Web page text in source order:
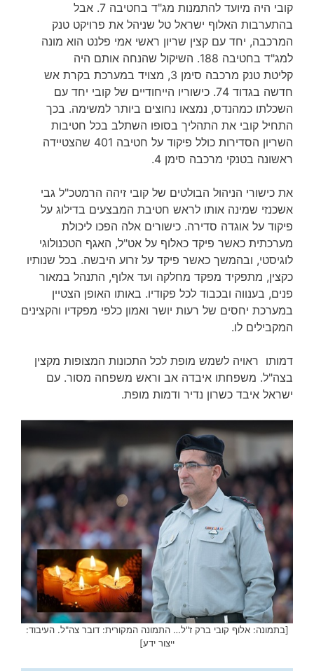
קובי היה מיועד להתמנות מג"ד בחטיבה 7. אבל
בהתערבות האלוף ישראל טל שניהל את פרויקט טנק
המרכבה, יחד עם קצין שריון ראשי אמי פלנט הוא מונה
למג"ד בחטיבה 188. השיקול שהנחה אותם היה
קליטת טנק מרכבה סימן 3, מצויד במערכת בקרת אש
חדשה בגדוד 74. כישוריו הייחודיים של קובי יחד עם
השכלתו כמהנדס, נמצאו נחוצים ביותר למשימה. בכך
התחיל קובי את התהליך בסופו השתלב בכל חטיבות
השריון הסדירות כולל פיקוד על חטיבה 401 שהצטיידה
ראשונה בטנקי מרכבה סימן 4.
את כישורי הניהול הבולטים של קובי זיהה הרמטכ"ל גבי
אשכנזי שמינה אותו לראש חטיבת המבצעים בדילוג על
פיקוד על אוגדה סדירה. כישורים אלה הפכו ליכולת
מערכתית כאשר פיקד כאלוף על אט"ל, האגף הטכנולוגי
לוגיסטי, ובהמשך כאשר פיקד על זרוע היבשה. בכל שנותיו
כקצין, מתפקיד מפקד מחלקה ועד אלוף, התנהל במאור
פנים, בענווה ובכבוד לכל פקודיו. באותו האופן הצטיין
במערכת יחסים של רעות יושר ואמון כלפי מפקדיו והקצינים
המקבילים לו.
דמותו ראויה לשמש מופת לכל התכונות המצופות מקצין
בצה"ל. משפחתו איבדה אב וראש משפחה מסור. עם
ישראל איבד כשרון נדיר ודמות מופת.
[בתמונה: אלוף קובי ברק ז"ל… התמונה המקורית: דובר צה"ל. העיבוד:
ייצור ידע]